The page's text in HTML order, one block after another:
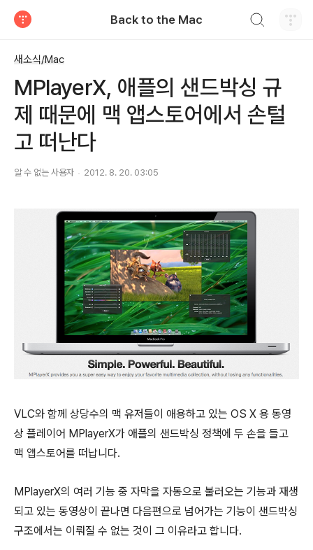
Back to the Mac
새소식/Mac
MPlayerX, 애플의 샌드박싱 규
제 때문에 맥 앱스토어에서 손털
고 떠난다
알 수 없는 사용자 2012. 8. 20. 03:05
VLC와 함께 상당수의 맥 유저들이 애용하고 있는 OS X 용 동영
상 플레이어 MPlayerX가 애플의 샌드박싱 정책에 두 손을 들고
맥 앱스토어를 떠납니다.
MPlayerX의 여러 기능 중 자막을 자동으로 불러오는 기능과 재생
되고 있는 동영상이 끝나면 다음편으로 넘어가는 기능이 샌드박싱
구조에서는 이뤄질 수 없는 것이 그 이유라고 합니다.